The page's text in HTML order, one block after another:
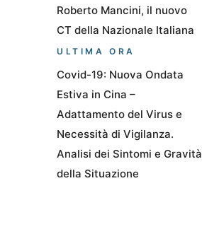
Roberto Mancini, il nuovo
CT della Nazionale Italiana
ULTIMA ORA
Covid-19: Nuova Ondata
Estiva in Cina –
Adattamento del Virus e
Necessità di Vigilanza.
Analisi dei Sintomi e Gravità
della Situazione